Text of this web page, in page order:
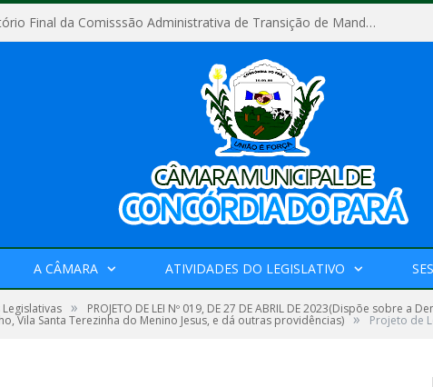
Relatório Final da Comisssão Administrativa de Transição de Mandato do Poder Legislativo do Município de Concórdia do Pará
A CÂMARA ATIVIDADES DO LEGISLATIVO
» PROJETO DE LEI Nº 019, DE 27 DE ABRIL DE 2023(Dispõe sobre
Vila Santa Terezinha do Menino Jesus, e dá outras providências) » Projeto de